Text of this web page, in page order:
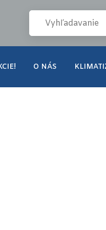
O NÁS